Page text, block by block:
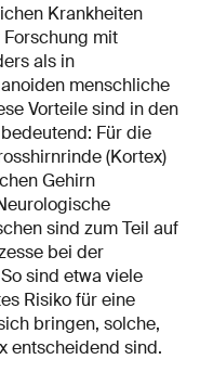
Krankheiten
mit
als in
menschliche
Vorteile sind in den
Für die
(Kortex)
Gehirn
sind zum Teil auf
bei der
sind etwa viele
Risiko für eine
bringen, solche,
entscheidend sind.